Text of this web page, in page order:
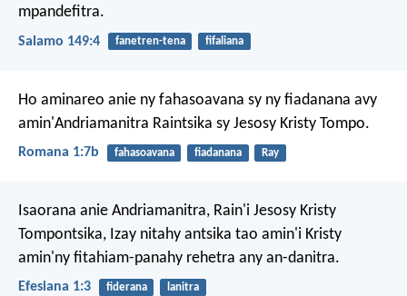
mpandefitra.
Salamo 149:4 fanetren-tena fifaliana
Ho aminareo anie ny fahasoavana sy ny fiadanana avy
amin'Andriamanitra Raintsika sy Jesosy Kristy Tompo.
Romana 1:7b fahasoavana fiadanana Ray
Isaorana anie Andriamanitra, Rain'i Jesosy Kristy
Tompontsika, Izay nitahy antsika tao amin'i Kristy
amin'ny fitahiam-panahy rehetra any an-danitra.
Efesiana 1:3 fiderana lanitra